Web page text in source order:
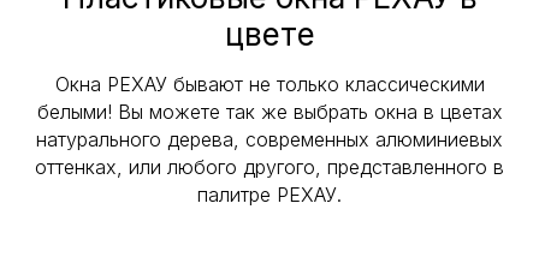
цвете
Окна РЕХАУ бывают не только классическими
белыми! Вы можете так же выбрать окна в цветах
натурального дерева, современных алюминиевых
оттенках, или любого другого, представленного в
палитре РЕХАУ.